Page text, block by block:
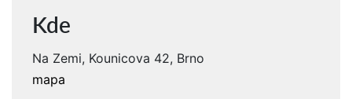
Kde
Na Zemi, Kounicova 42, Brno
mapa